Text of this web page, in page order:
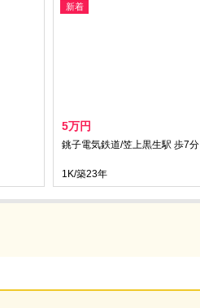
新着
5万円
銚子電気鉄道/笠上黒生駅 歩7分
1K/築23年